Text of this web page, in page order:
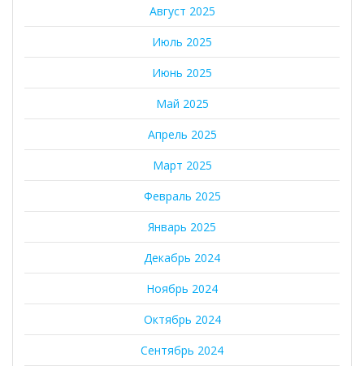
Август 2025
Июль 2025
Июнь 2025
Май 2025
Апрель 2025
Март 2025
Февраль 2025
Январь 2025
Декабрь 2024
Ноябрь 2024
Октябрь 2024
Сентябрь 2024